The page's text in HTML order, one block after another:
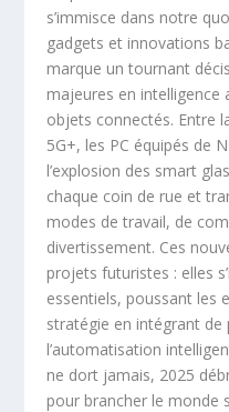
s’immisce dans notre
gadgets et innovations
marque un tournant
majeures en intelligence
objets connectés. Entre
5G+, les PC équipés de
l’explosion des smart
chaque coin de rue et
modes de travail, de
divertissement. Ces
projets futuristes : elles
essentiels, poussant les
stratégie en intégrant
l’automatisation
ne dort jamais, 2025
pour brancher le monde